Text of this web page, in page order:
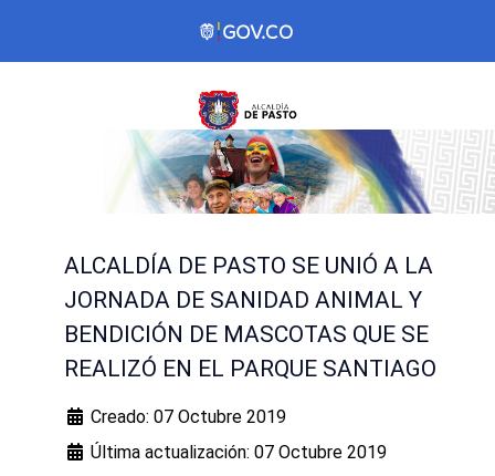
ALCALDÍA DE PASTO SE UNIÓ A LA
JORNADA DE SANIDAD ANIMAL Y
BENDICIÓN DE MASCOTAS QUE SE
REALIZÓ EN EL PARQUE SANTIAGO
Creado: 07 Octubre 2019
Última actualización: 07 Octubre 2019